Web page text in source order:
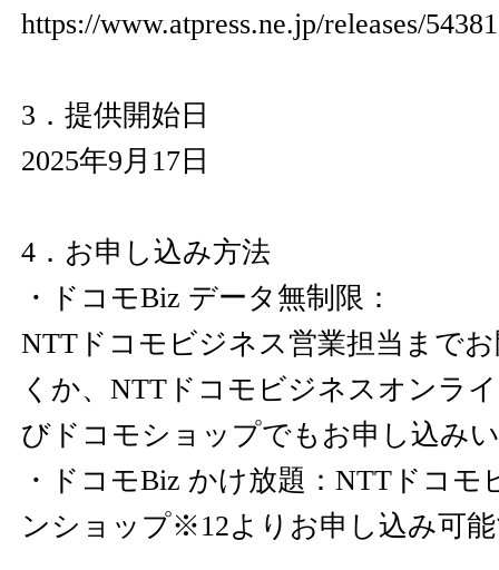
https://www.atpress.ne.jp/releases/
3．提供開始日
2025年9月17日
4．お申し込み方法
・ドコモBiz データ無制限：
NTTドコモビジネス営業担当まで
くか、NTTドコモビジネスオンラ
びドコモショップでもお申し込み
・ドコモBiz かけ放題：NTTドコ
ンショップ※12よりお申し込み可